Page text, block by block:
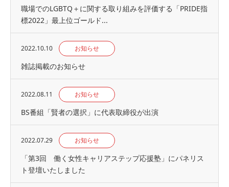
職場でのLGBTQ＋に関する取り組みを評価する「PRIDE指
標2022」最上位ゴールド...
2022.10.10 お知らせ
雑誌掲載のお知らせ
2022.08.11 お知らせ
BS番組「賢者の選択」に代表取締役が出演
2022.07.29 お知らせ
「第3回 働く女性キャリアステップ応援塾」にパネリス
ト登壇いたしました